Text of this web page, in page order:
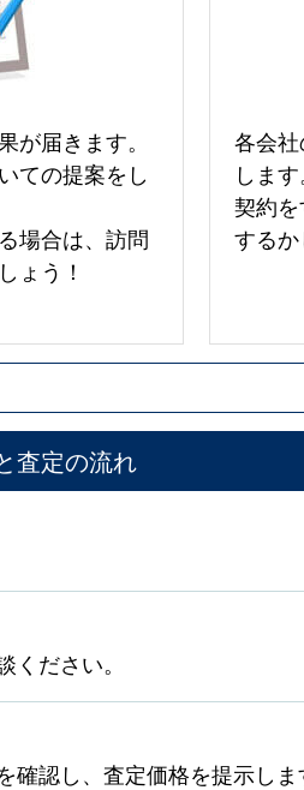
が届きます。
ての提案をし
場合は、訪問
ょう！
各会
します
契約
するか
査定の流れ
ださい。
認し、査定価格を提示し